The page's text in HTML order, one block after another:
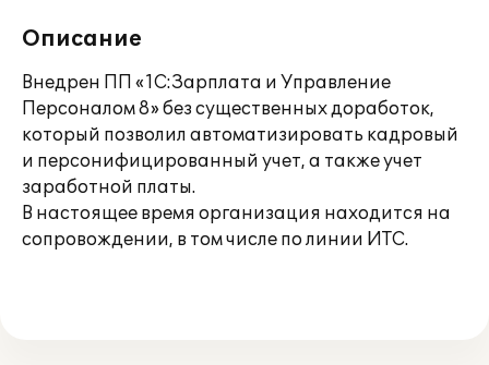
Описание
Внедрен ПП «1С:Зарплата и Управление
Персоналом 8» без существенных доработок,
который позволил автоматизировать кадровый
и персонифицированный учет, а также учет
заработной платы.
В настоящее время организация находится на
сопровождении, в том числе по линии ИТС.